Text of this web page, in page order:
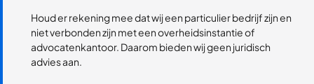
Houd er rekening mee dat wij een particulier bedrijf zijn en
niet verbonden zijn met een overheidsinstantie of
advocatenkantoor. Daarom bieden wij geen juridisch
advies aan.